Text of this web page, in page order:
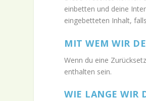
einbetten und deine
eingebetteten Inhalt,
MIT WEM WIR
Wenn du eine
enthalten sein.
WIE LANGE WIR